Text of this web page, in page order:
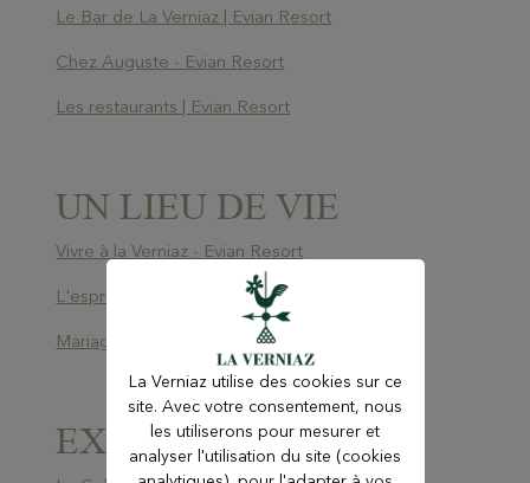
Le Bar de La Verniaz | Evian Resort
Chez Auguste - Evian Resort
Les restaurants | Evian Resort
UN LIEU DE VIE
Vivre à la Verniaz - Evian Resort
L'esprit famille - Evian Resort
Mariages et Célébrations - Evian Resort
EXPÉRIENCES
La Verniaz utilise des cookies sur ce
site. Avec votre consentement, nous
les utiliserons pour mesurer et
analyser l'utilisation du site (cookies